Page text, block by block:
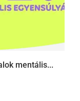
mentális...